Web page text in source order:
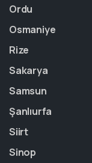
Ordu
Osmaniye
Rize
Sakarya
Samsun
Şanlıurfa
Siirt
Sinop